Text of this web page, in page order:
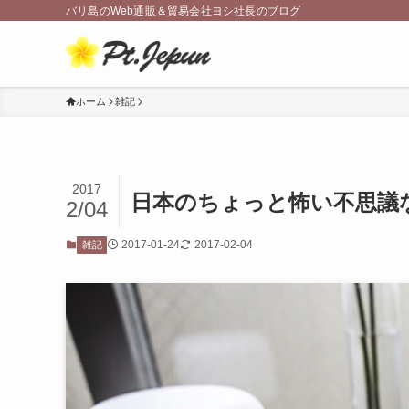
バリ島のWeb通販＆貿易会社ヨシ社長のブログ
ホーム 雑記
日本のちょっと怖い不思議
2017
2/04
雑記 2017-01-24 2017-02-04